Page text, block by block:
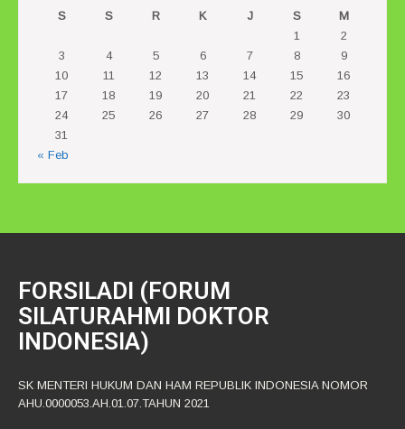
S S R K J S
M
1
2
3
4 5 6 7 8
9
10
11 12 13 14 15
16
17
18 19 20 21 22
23
24
25 26 27 28 29
30
31
« Feb
FORSILADI (FORUM
SILATURAHMI DOKTOR
INDONESIA)
SK MENTERI HUKUM DAN HAM REPUBLIK INDONESIA NOMOR
AHU.0000053.AH.01.07.TAHUN 2021